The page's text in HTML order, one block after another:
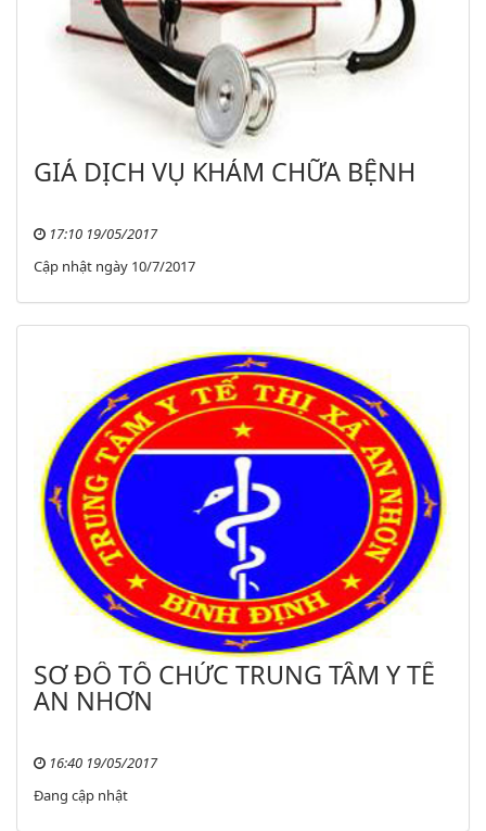
GIÁ DỊCH VỤ KHÁM CHỮA BỆNH
17:10 19/05/2017
Cập nhật ngày 10/7/2017
SƠ ĐỒ TỔ CHỨC TRUNG TÂM Y TẾ
AN NHƠN
16:40 19/05/2017
Đang cập nhật